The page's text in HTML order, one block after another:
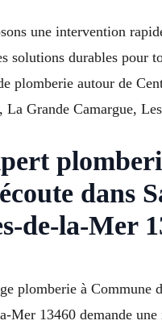
une intervention
solutions durables pour
plomberie autour de
La Grande Camargue,
dans
de-la-Mer
plomberie à Commune
Mer 13460 demande